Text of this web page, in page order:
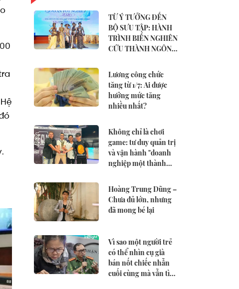
TỪ Ý TƯỞNG ĐẾN
BỘ SƯU TẬP: HÀNH
TRÌNH BIẾN NGHIÊN
CỨU THÀNH NGÔN
Lương công chức
tăng từ 1/7: Ai được
hưởng mức tăng
nhiều nhất?
Không chỉ là chơi
game: tư duy quản trị
và vận hành "doanh
nghiệp một thành
Hoàng Trung Dũng –
Chưa đủ lớn, nhưng
đã mong bé lại
Vì sao một người trẻ
có thể nhìn cụ già
bán nốt chiếc nhẫn
cuối cùng mà vẫn tìm